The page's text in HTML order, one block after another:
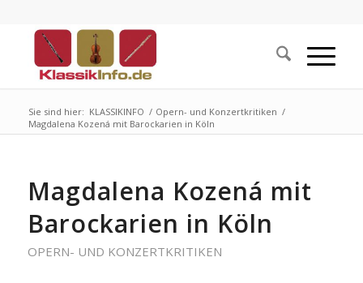
Sie sind hier: KLASSIKINFO / Opern- und Konzertkritiken /
Magdalena Kozená mit Barockarien in Köln
Magdalena Kozená mit
Barockarien in Köln
OPERN- UND KONZERTKRITIKEN